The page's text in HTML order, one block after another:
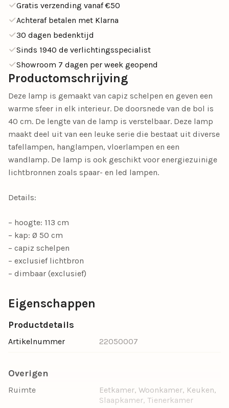
Gratis verzending vanaf €50
Achteraf betalen met Klarna
30 dagen bedenktijd
Sinds 1940 de verlichtingsspecialist
Showroom 7 dagen per week geopend
Productomschrijving
Deze lamp is gemaakt van capiz schelpen en geven een
warme sfeer in elk interieur. De doorsnede van de bol is
40 cm. De lengte van de lamp is verstelbaar. Deze lamp
maakt deel uit van een leuke serie die bestaat uit diverse
tafellampen, hanglampen, vloerlampen en een
wandlamp. De lamp is ook geschikt voor energiezuinige
lichtbronnen zoals spaar- en led lampen.
Details:
– hoogte: 113 cm
– kap: Ø 50 cm
– capiz schelpen
– exclusief lichtbron
– dimbaar (exclusief)
Eigenschappen
Productdetails
Artikelnummer 22050007
Overigen
Ruimte
Eetkamer, Woonkamer, Keuken,
Slaapkamer, Tienerkamer